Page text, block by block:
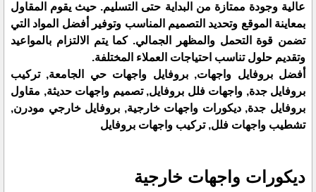
عالية وجودة ممتازة من البداية حتى التسليم. حيث يقوم المقاول
بمعاينة الموقع وتحديد التصميم المناسب وتوفير أفضل المواد التي
تضمن قوة التحمل والمظهر الجمالي. كما يتم الالتزام بالمواعيد
وتقديم حلول تناسب احتياجات العملاء المختلفة.
أفضل بروفايل واجهات, بروفايل واجهات حي الجامعة, تركيب
بروفايل جدة, واجهات فلل بروفايل, تصميم واجهات حديثة, مقاول
بروفايل جدة, ديكورات واجهات خارجية, بروفايل خارجي مودرن,
تشطيب واجهات فلل, تركيب واجهات بروفايل
ديكورات واجهات خارجية